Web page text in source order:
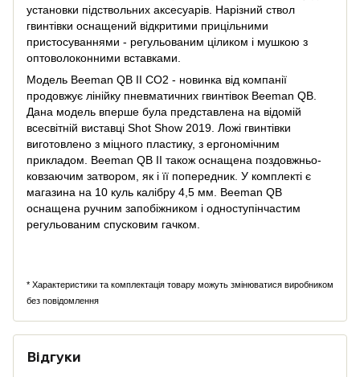
установки підствольних аксесуарів. Нарізний ствол
гвинтівки оснащений відкритими прицільними
пристосуваннями - регульованим ціликом і мушкою з
оптоволоконними вставками.
Модель Beeman QB II CO2 - новинка від компанії
продовжує лінійку пневматичних гвинтівок Beeman QB.
Дана модель вперше була представлена на відомій
всесвітній виставці Shot Show 2019. Ложі гвинтівки
виготовлено з міцного пластику, з ергономічним
прикладом. Beeman QB II також оснащена поздовжньо-
ковзаючим затвором, як і її попередник. У комплекті є
магазина на 10 куль калібру 4,5 мм. Beeman QB
оснащена ручним запобіжником і одноступінчастим
регульованим спусковим гачком.
* Характеристики та комплектація товару можуть змінюватися виробником
без повідомлення
Відгуки